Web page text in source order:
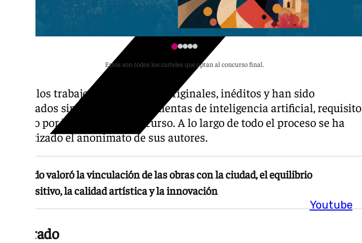
Youtube
Estos son todos los carteles que optan al concurso final.
Todos los trabajos finalistas son originales, inéditos y han sido
elaborados sin el uso de herramientas de inteligencia artificial, requisito
exigido por las bases del concurso. A lo largo de todo el proceso se ha
garantizado el anonimato de sus autores.
El jurado valoró la vinculación de las obras con la ciudad, el equilibrio
compositivo, la calidad artística y la innovación
El jurado